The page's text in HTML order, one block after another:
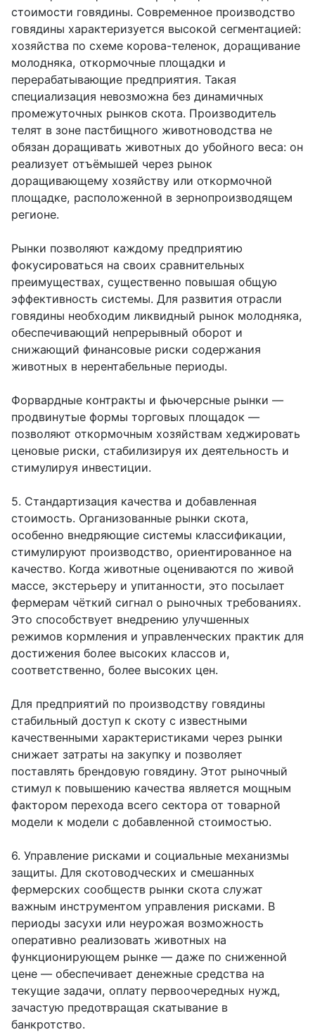
стоимости говядины. Современное производство
говядины характеризуется высокой сегментацией:
хозяйства по схеме корова-теленок, доращивание
молодняка, откормочные площадки и
перерабатывающие предприятия. Такая
специализация невозможна без динамичных
промежуточных рынков скота. Производитель
телят в зоне пастбищного животноводства не
обязан доращивать животных до убойного веса: он
реализует отъёмышей через рынок
доращивающему хозяйству или откормочной
площадке, расположенной в зернопроизводящем
регионе.
Рынки позволяют каждому предприятию
фокусироваться на своих сравнительных
преимуществах, существенно повышая общую
эффективность системы. Для развития отрасли
говядины необходим ликвидный рынок молодняка,
обеспечивающий непрерывный оборот и
снижающий финансовые риски содержания
животных в нерентабельные периоды.
Форвардные контракты и фьючерсные рынки —
продвинутые формы торговых площадок —
позволяют откормочным хозяйствам хеджировать
ценовые риски, стабилизируя их деятельность и
стимулируя инвестиции.
5. Стандартизация качества и добавленная
стоимость. Организованные рынки скота,
особенно внедряющие системы классификации,
стимулируют производство, ориентированное на
качество. Когда животные оцениваются по живой
массе, экстерьеру и упитанности, это посылает
фермерам чёткий сигнал о рыночных требованиях.
Это способствует внедрению улучшенных
режимов кормления и управленческих практик для
достижения более высоких классов и,
соответственно, более высоких цен.
Для предприятий по производству говядины
стабильный доступ к скоту с известными
качественными характеристиками через рынки
снижает затраты на закупку и позволяет
поставлять брендовую говядину. Этот рыночный
стимул к повышению качества является мощным
фактором перехода всего сектора от товарной
модели к модели с добавленной стоимостью.
6. Управление рисками и социальные механизмы
защиты. Для скотоводческих и смешанных
фермерских сообществ рынки скота служат
важным инструментом управления рисками. В
периоды засухи или неурожая возможность
оперативно реализовать животных на
функционирующем рынке — даже по сниженной
цене — обеспечивает денежные средства на
текущие задачи, оплату первоочередных нужд,
зачастую предотвращая скатывание в
банкротство.